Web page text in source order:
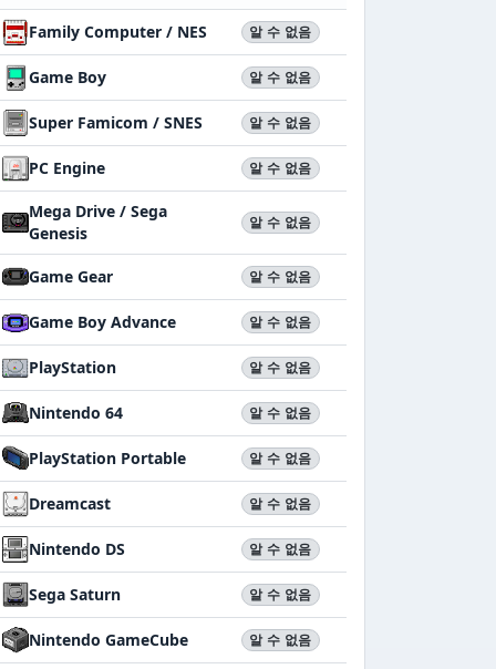
Family Computer / NES 알 수 없음
Game Boy 알 수 없음
Super Famicom / SNES 알 수 없음
PC Engine 알 수 없음
Mega Drive / Sega
Genesis
알 수 없음
Game Gear 알 수 없음
Game Boy Advance 알 수 없음
PlayStation 알 수 없음
Nintendo 64 알 수 없음
PlayStation Portable 알 수 없음
Dreamcast 알 수 없음
Nintendo DS 알 수 없음
Sega Saturn 알 수 없음
Nintendo GameCube 알 수 없음